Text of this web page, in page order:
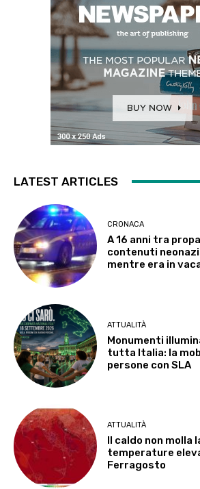
LATEST ARTICLES
CRONACA
A 16 anni tra
contenuti
mentre era in
ATTUALITÀ
Monumenti
tutta Italia: la
persone con SLA
ATTUALITÀ
Il caldo non molla
temperature
Ferragosto